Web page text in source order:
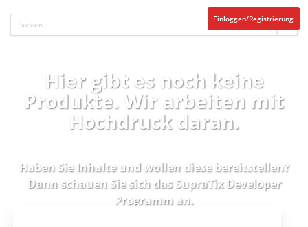
Einloggen/Registrierung
Hier gibt es noch keine
Produkte. Wir arbeiten mit
Hochdruck daran.
Haben Sie Inhalte und wollen diese bereitstellen?
Dann schauen Sie sich das SupraTix Developer
Programman.